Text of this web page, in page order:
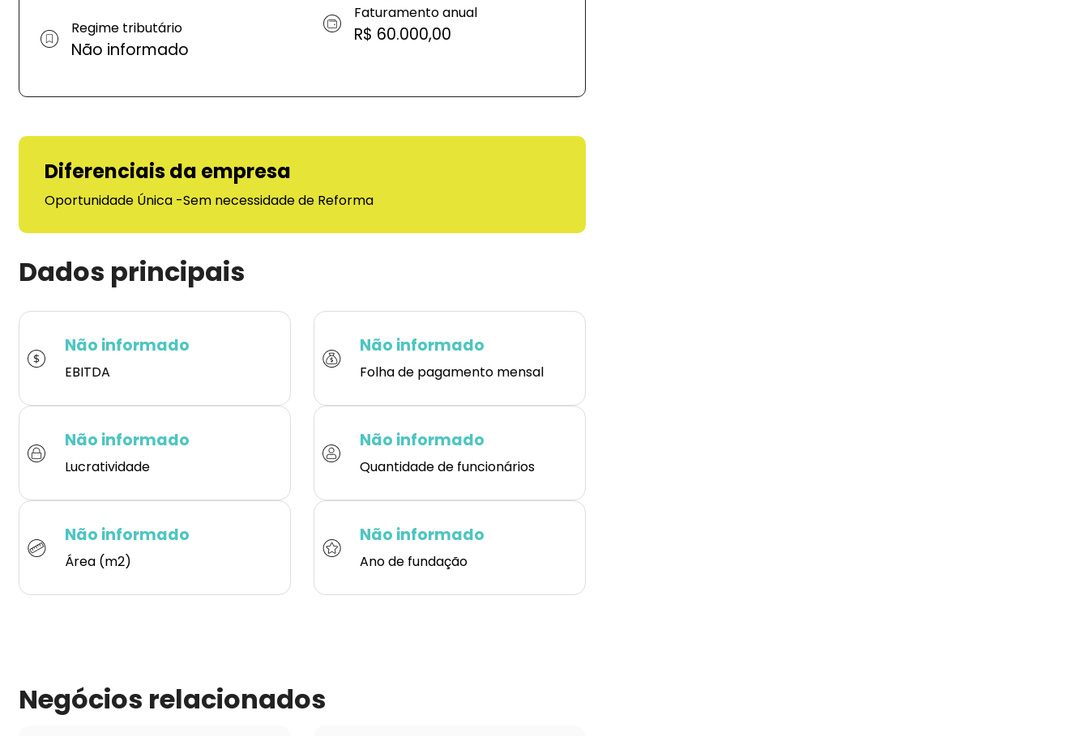
Regime tributário
Não informado
Faturamento anual
R$ 60.000,00
Diferenciais da empresa
Oportunidade Única -Sem necessidade de Reforma
Dados principais
Não informado
EBITDA
Não informado
Folha de pagamento mensal
Não informado
Lucratividade
Não informado
Quantidade de funcionários
Não informado
Área (m2)
Não informado
Ano de fundação
Negócios relacionados